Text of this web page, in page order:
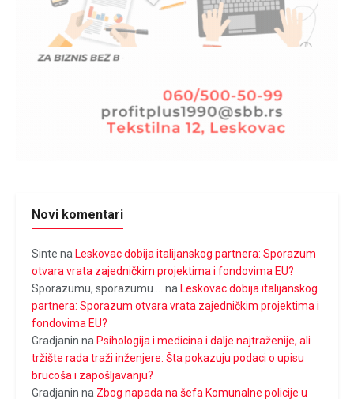
Novi komentari
Sinte na Leskovac dobija italijanskog partnera: Sporazum
otvara vrata zajedničkim projektima i fondovima EU?
Sporazumu, sporazumu....
na Leskovac dobija italijanskog
partnera: Sporazum otvara vrata zajedničkim projektima i
fondovima EU?
Gradjanin na Psihologija i medicina i dalje najtraženije, ali
tržište rada traži inženjere: Šta pokazuju podaci o upisu
brucoša i zapošljavanju?
Gradjanin na Zbog napada na šefa Komunalne policije u